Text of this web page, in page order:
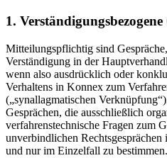
1. Verständigungsbezogene
Mitteilungspflichtig sind
Verständigung in der
wenn also ausdrücklich oder
Verhaltens in Konnex zum
(„synallagmatischen
Gesprächen, die ausschließlich
verfahrenstechnische Fragen zum
unverbindlichen
und nur im Einzelfall zu bestimmen.